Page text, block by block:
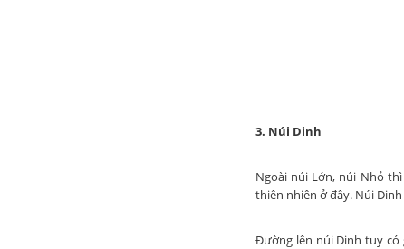
3. Núi Dinh
Ngoài núi Lớn, núi Nhỏ
thiên nhiên ở đây. Núi
Đường lên núi Dinh tuy có